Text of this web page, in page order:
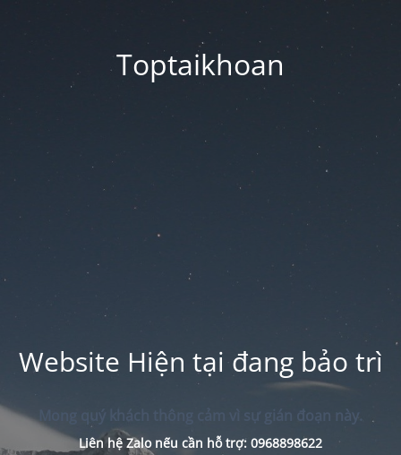
Toptaikhoan
Website Hiện tại đang bảo trì
Mong quý khách thông cảm vì sự gián đoạn này.
Liên hệ Zalo nếu cần hỗ trợ: 0968898622